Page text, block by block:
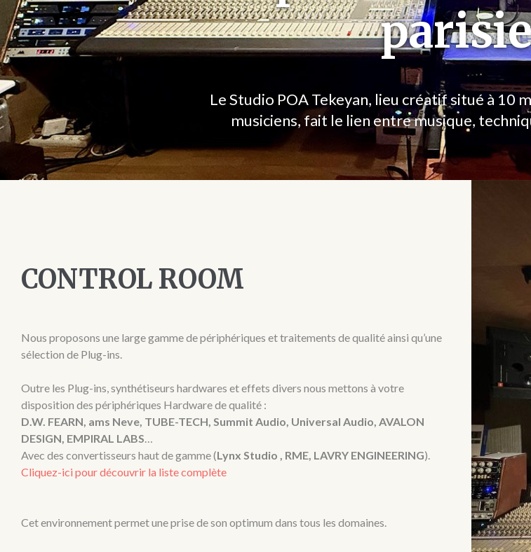
Le Studio POA Tekeyan, lieu créatif situé à 10
musiciens, fait le lien entre musique,
CONTROL ROOM
Nous proposons une large gamme de périphériques et traitements de qualité ainsi qu’une
sélection de Plug-ins.
Outre les Plug-ins, synthétiseurs hardwares et effets divers nous mettons à votre
disposition des périphériques Hardware de qualité :
D.W. FEARN, ams Neve, TUBE-TECH, Summit Audio, Universal Audio, AVALON
DESIGN, EMPIRAL LABS…
Avec des convertisseurs haut de gamme (Lynx Studio , RME, LAVRY ENGINEERING).
Cliquez-ici pour découvrir la liste complète
Cet environnement permet une prise de son optimum dans tous les domaines.